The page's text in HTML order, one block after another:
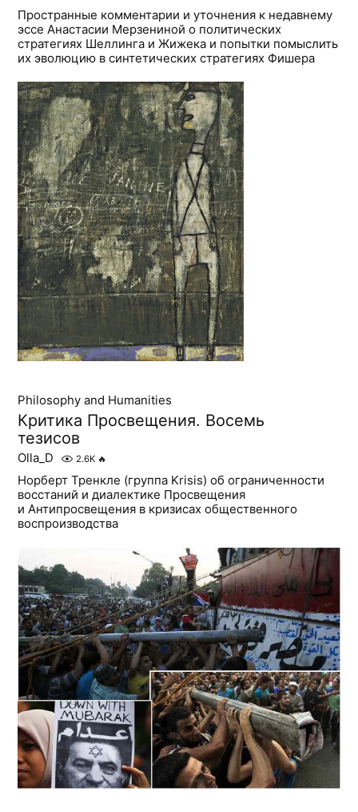
Пространные комментарии и уточнения к недавнему
эссе Анастасии Мерзениной о политических
стратегиях Шеллинга и Жижека и попытки помыслить
их эволюцию в синтетических стратегиях Фишера
Philosophy and Humanities
Критика Просвещения. Восемь
тезисов
Olla_D 2.6K 🔥
Норберт Тренкле (группа Krisis) об ограниченности
восстаний и диалектике Просвещения
и Антипросвещения в кризисах общественного
воспроизводства